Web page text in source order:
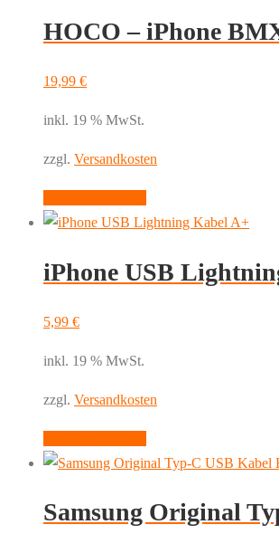
HOCO – iPhone
19,99 €
inkl. 19 % MwSt.
zzgl. Versandkosten
iPhone USB
5,99 €
inkl. 19 % MwSt.
zzgl. Versandkosten
Samsung Original